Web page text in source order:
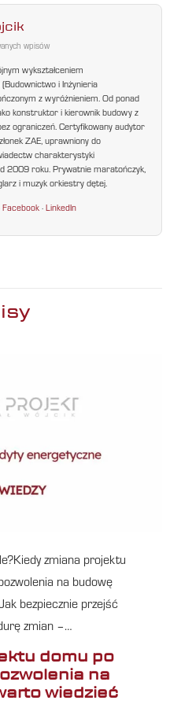
wpisów
wykształceniem
i Inżynieria
z wyróżnieniem. Od ponad
konstruktor i kierownik budowy z
ograniczeń. Certyfikowany audytor
ZAE, uprawniony do
charakterystyki
2009 roku. Prywatnie maratończyk,
i muzyk orkiestry dętej.
Facebook ·LinkedIn
zmiana projektu
na budowę
bezpiecznie przejść
zmian –…
domu po
na
wiedzieć